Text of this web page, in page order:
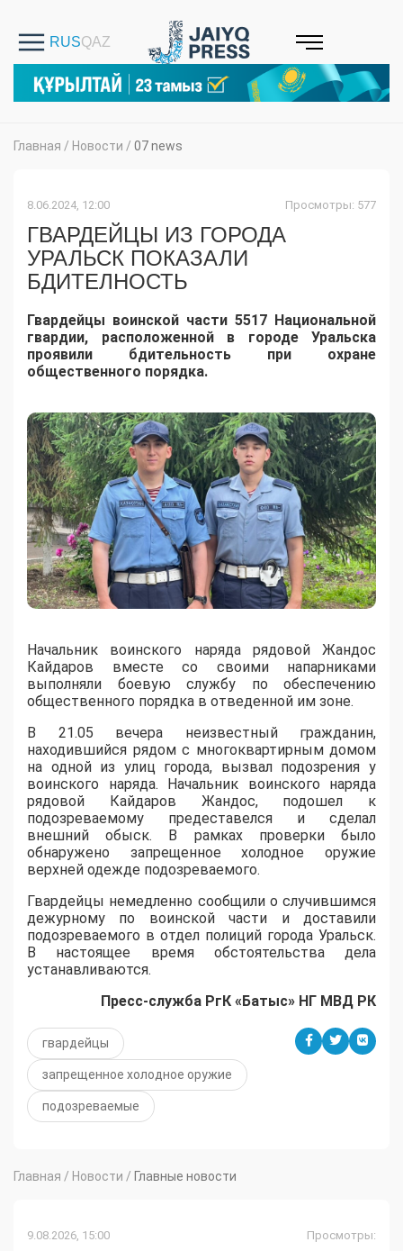
Главная / Новости / 07 news
8.06.2024, 12:00 Просмотры: 577
ГВАРДЕЙЦЫ ИЗ ГОРОДА
УРАЛЬСК ПОКАЗАЛИ
БДИТЕЛНОСТЬ
Гвардейцы воинской части 5517 Национальной
гвардии, расположенной в городе Уральска
проявили бдительность при охране
общественного порядка.
Начальник воинского наряда рядовой Жандос
Кайдаров вместе со своими напарниками
выполняли боевую службу по обеспечению
общественного порядка в отведенной им зоне.
В 21.05 вечера неизвестный гражданин,
находившийся рядом с многоквартирным домом
на одной из улиц города, вызвал подозрения у
воинского наряда. Начальник воинского наряда
рядовой Кайдаров Жандос, подошел к
подозреваемому предеставелся и сделал
внешний обыск. В рамках проверки было
обнаружено запрещенное холодное оружие
верхней одежде подозреваемого.
Гвардейцы немедленно сообщили о случившимся
дежурному по воинской части и доставили
подозреваемого в отдел полиций города Уральск.
В настоящее время обстоятельства дела
устанавливаются.
Пресс-служба РгК «Батыс» НГ МВД РК
гвардейцы
запрещенное холодное оружие
подозреваемые
Главная / Новости / Главные новости
9.08.2026, 15:00 Просмотры: